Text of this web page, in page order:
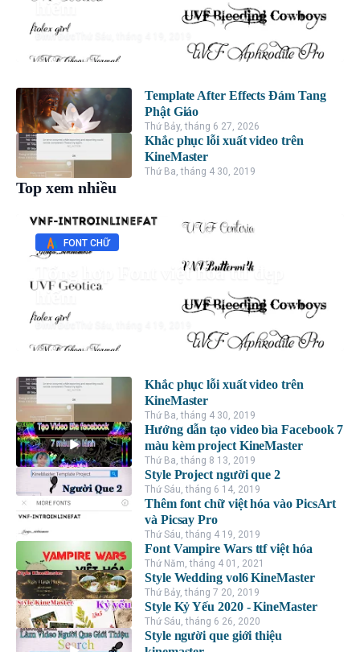
hiếm
Đình Đức
Template After Effects Đám Tang
Phật Giáo
Thứ Bảy, tháng 6 27, 2026
Khắc phục lỗi xuất video trên
KineMaster
Thứ Ba, tháng 4 30, 2019
Top xem nhiều
FONT CHỮ
Tổng hợp Font việt hóa ttf đẹp
hiếm
Đình Đức
Khắc phục lỗi xuất video trên
KineMaster
Thứ Ba, tháng 4 30, 2019
Hướng dẫn tạo video bìa Facebook 7
màu kèm project KineMaster
Thứ Ba, tháng 8 13, 2019
Style Project người que 2
Thứ Sáu, tháng 6 14, 2019
Thêm font chữ việt hóa vào PicsArt
và Picsay Pro
Thứ Sáu, tháng 4 19, 2019
Font Vampire Wars ttf việt hóa
Thứ Năm, tháng 4 01, 2021
Style Wedding vol6 KineMaster
Thứ Bảy, tháng 7 20, 2019
Style Kỷ Yếu 2020 - KineMaster
Thứ Sáu, tháng 6 26, 2020
Style người que giới thiệu